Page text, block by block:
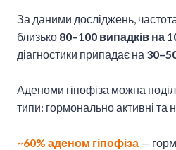
За даними досліджень,
близько 80–100 випадків на
діагностики припадає на
Аденоми гіпофіза можна
типи: гормонально активні та
~60% аденом гіпофіза —